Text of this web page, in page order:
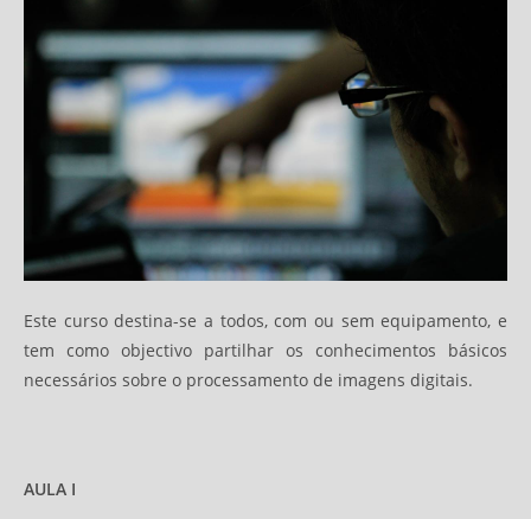
Este curso destina-se a todos, com ou sem equipamento, e
tem como objectivo partilhar os conhecimentos básicos
necessários sobre o processamento de imagens digitais.
AULA I